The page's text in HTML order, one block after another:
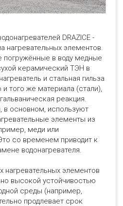
DRAZICE -
нагревательных элементов.
погружённые в воду медные
керамический ТЭН в
и стальная гильза
и того же материала (стали),
реакция.
в основном, используют
элементы из
меди или
со временем приводит к
водонагревателя.
нагревательных элементов
высокой устойчивостью
среды (например,
продлевает срок